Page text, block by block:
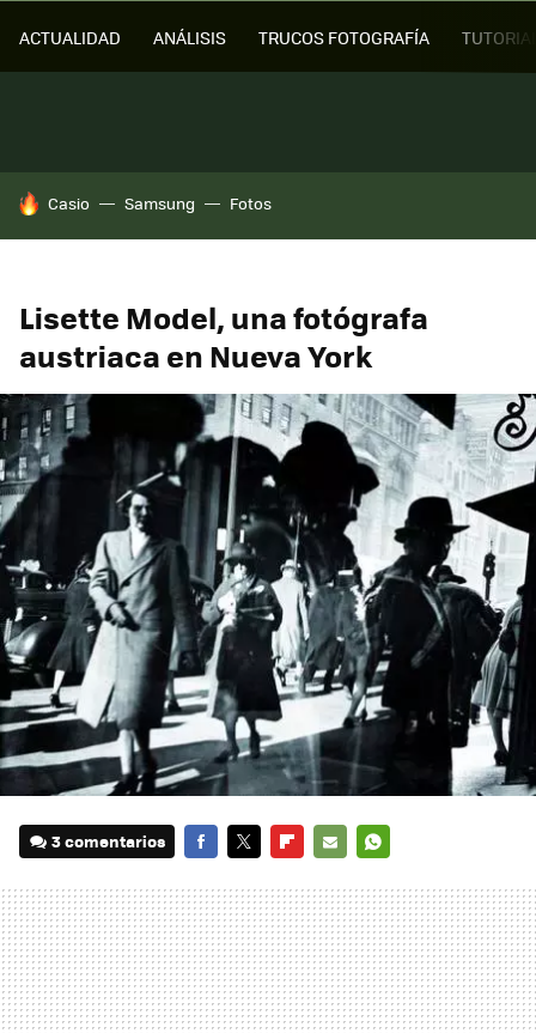
ACTUALIDAD ANÁLISIS TRUCOS FOTOGRAFÍA
HOY SE HABLA DE
Casio Samsung Fotos
Lisette Model, una fotógrafa
austriaca en Nueva York
3 comentarios
MAIL